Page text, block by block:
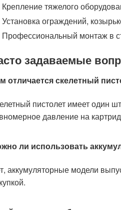
Крепление тяжелого
Установка ограждений,
Профессиональный монтаж в
задаваемые
отличается скелетный
пистолет имеет один
давление на
ли использовать
аккумуляторные модели